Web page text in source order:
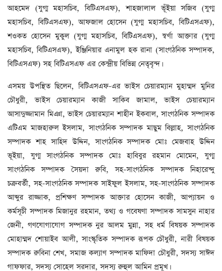
আহমেদ (যুগ্ম মহাসচিব, বিটিএসএফ), শাহজালাল ভূঁইয়া সজিব (যুগ্ম
মহাসচিব, বিটিএসএফ), আফজাল হোসেন (যুগ্ম মহাসচিব, বিটিএসএফ),
শওকত হোসেন মুকুল (যুগ্ম মহাসচিব, বিটিএসএফ), স্বর্ণা আক্তার (যুগ্ম
মহাসচিব, বিটিএসএফ), ইঞ্জিনিয়ার এনামুল হক রানা (সাংগঠনিক সম্পাদক,
বিটিএসএফ) সহ বিটিএসএফ এর কেন্দ্রীয় বিভিন্ন নেতৃবৃন্দ।
এসময় উপস্থিত ছিলেন, বিটিএসএফ-এর ভাইস চেয়ারম্যান মুহাম্মদ মুনির
চৌধুরী, ভাইস চেয়ারম্যান কাজী সাকিব জামাল, ভাইস চেয়ারম্যান
আসাদুজ্জামান মিঞা, ভাইস চেয়ারম্যান শাহীন ইকবাল, সাংগঠনিক সম্পাদক
এটিএম মাজহারুল ইসলাম, সাংগঠনিক সম্পাদক মাছুম বিল্লাহ, সাংগঠনিক
সম্পাদক শাহ সাহিদ উদ্দিন, সাংগঠনিক সম্পাদক মোঃ মেজবাহ উদ্দিন
ভূইয়া, যুগ্ম সাংগঠনিক সম্পাদক মোঃ হাবিবুর রহমান মোমেন, যুগ্ম
সাংগঠনিক সম্পাদক সৈয়দা রুবি, সহ-সাংগঠনিক সম্পাদক নিহারেন্দু
চক্রবর্তী, সহ-সাংগঠনিক সম্পাদক সাইফুল ইসলাম, সহ-সাংগঠনিক সম্পাদক
আব্দুর রাজ্জাক, প্রশিক্ষণ সম্পাদক আক্তার হোসেন কাজী, আপ্যায়ন ও
কর্মসূচী সম্পাদক মিজানুর রহমান, তথ্য ও গবেষণা সম্পাদক সামসুন নাহার
জেনী, গণযোগাযোগ সম্পাদক নুর আলম মুন্না, সহ ধর্ম বিষয়ক সম্পাদক
মোহাম্মদ শোয়াইব আলী, সাংস্কৃতিক সম্পাদক রূপক চৌধুরী, নারী বিষয়ক
সম্পাদক রুবিনা শেখ, সমাজ কল্যাণ সম্পাদক মাফিদা চৌধুরী, সদস্য সাঈদ
গাফফার, সদস্য সোহেল সরদার, সদস্য রুহুল আমিন প্রমূখ।